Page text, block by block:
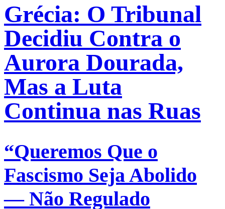
Grécia: O Tribunal
Decidiu Contra o
Aurora Dourada,
Mas a Luta
Continua nas Ruas
“Queremos Que o
Fascismo Seja Abolido
— Não Regulado